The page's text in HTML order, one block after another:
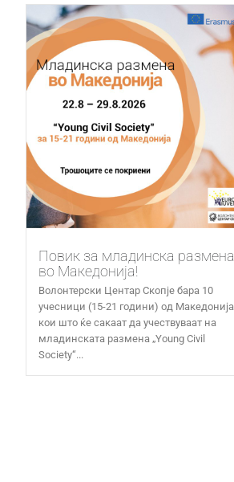
Повик за младинска размена
во Македонија!
Волонтерски Центар Скопје бара 10
учесници (15-21 години) од Македонија,
кои што ќе сакаат да учествуваат на
младинската размена „Young Civil
Society“...